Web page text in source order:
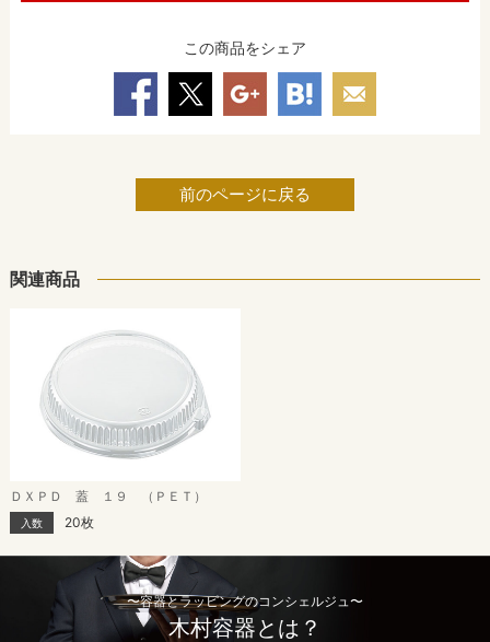
この商品をシェア
前のページに戻る
関連商品
ＤＸＰＤ 蓋 １９ （ＰＥＴ）
入数 20枚
〜容器とラッピングのコンシェルジュ〜
木村容器とは？